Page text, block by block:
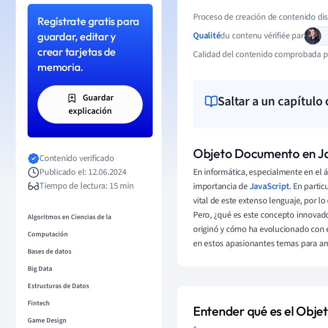
Regístrate gratis para
guardar, editar y
crear tarjetas de
memoria.
Guardar
explicación
Contenido verificado
Publicado el: 12.06.2024
Tiempo de lectura: 15 min
Algoritmos en Ciencias de la
Computación
Bases de datos
Big Data
Estructuras de Datos
Fintech
Game Design
Proceso de creación de contenido
Qualitédu contenu vérifiée par
Calidad del contenido comprobada
Saltar a un capítulo
Objeto Documento en
En informática, especialmente en el
importancia deJavaScript. En
vital de este extenso lenguaje, por
Pero, ¿qué es este concepto
originó y cómo ha evolucionado con
en estos apasionantes temas para
Entender qué es el